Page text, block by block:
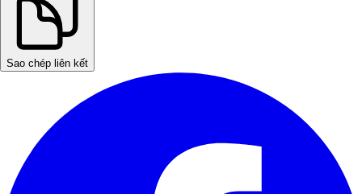
Sao chép liên kết